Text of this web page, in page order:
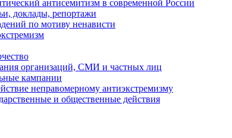
антисемитизм в современной России
доклады, репортажи
по мотиву ненависти
организаций, СМИ и частных лиц
кампании
неправомерному антиэкстремизму
и общественные действия